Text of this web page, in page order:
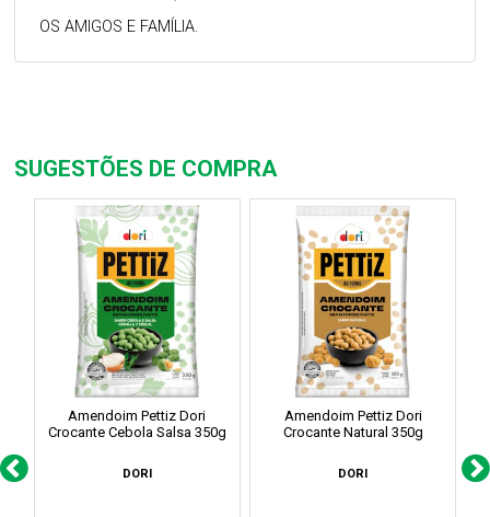
OS AMIGOS E FAMÍLIA.
SUGESTÕES DE COMPRA
Amendoim Pettiz Dori
Crocante Cebola Salsa 350g
DORI
Amendoim Pettiz Dori
Crocante Natural 350g
DORI